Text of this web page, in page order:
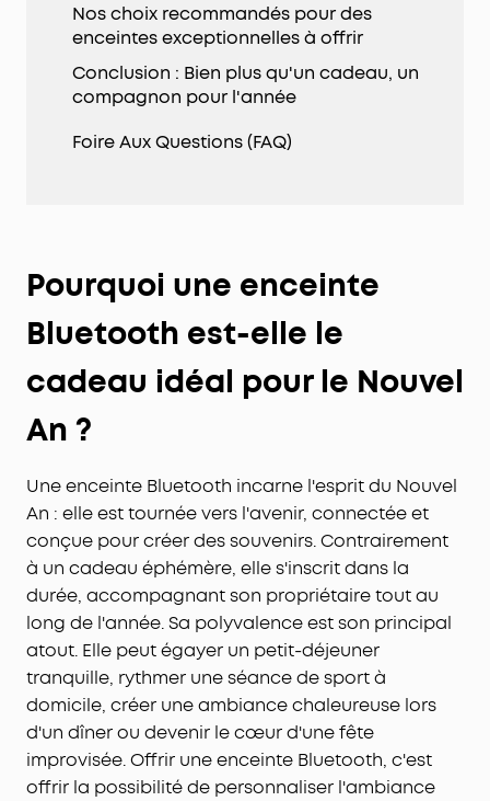
Nos choix recommandés pour des
enceintes exceptionnelles à offrir
Conclusion : Bien plus qu'un cadeau, un
compagnon pour l'année
Foire Aux Questions (FAQ)
Pourquoi une enceinte
Bluetooth est-elle le
cadeau idéal pour le Nouvel
An ?
Une enceinte Bluetooth incarne l'esprit du Nouvel
An : elle est tournée vers l'avenir, connectée et
conçue pour créer des souvenirs. Contrairement
à un cadeau éphémère, elle s'inscrit dans la
durée, accompagnant son propriétaire tout au
long de l'année. Sa polyvalence est son principal
atout. Elle peut égayer un petit-déjeuner
tranquille, rythmer une séance de sport à
domicile, créer une ambiance chaleureuse lors
d'un dîner ou devenir le cœur d'une fête
improvisée. Offrir une enceinte Bluetooth, c'est
offrir la possibilité de personnaliser l'ambiance